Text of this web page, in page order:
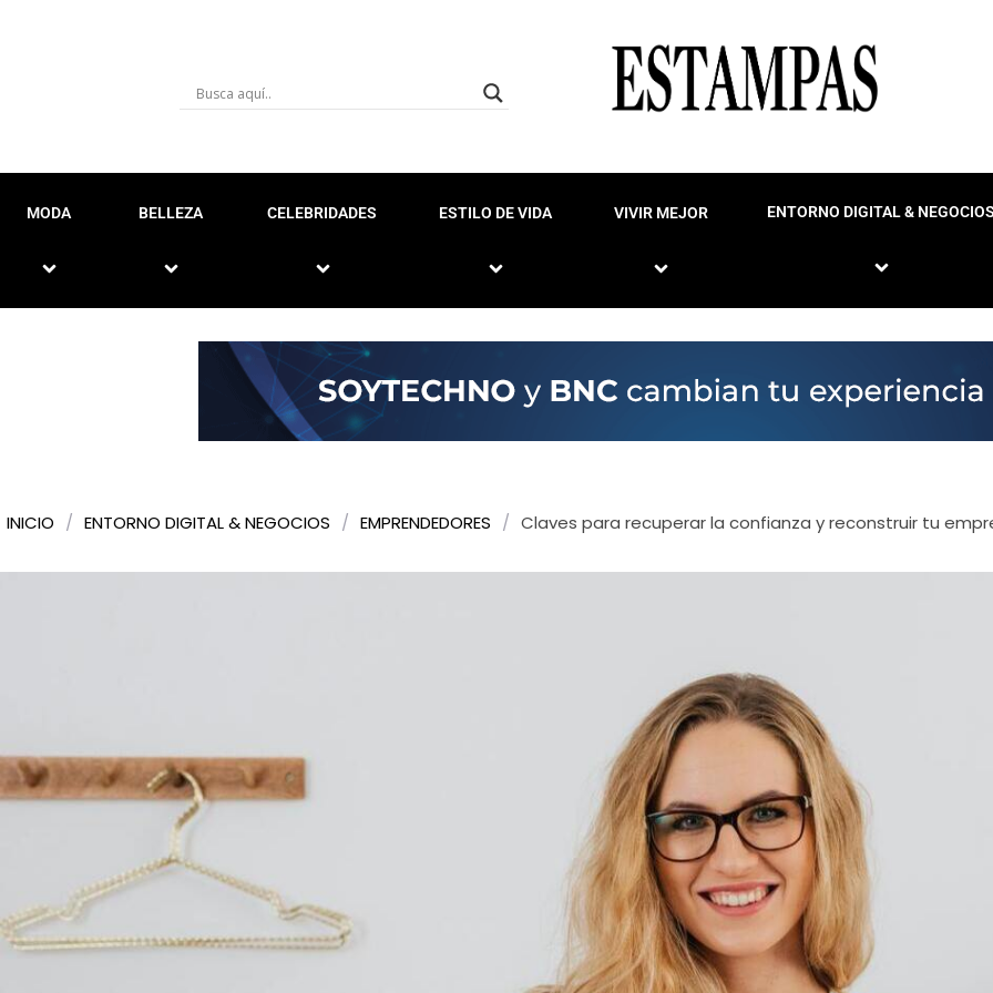
MODA BELLEZA CELEBRIDADES ESTILO DE VIDA VIVIR MEJOR ENTORNO DIGITAL &
INICIO / ENTORNO DIGITAL & NEGOCIOS / EMPRENDEDORES / Claves para recuperar la confianza y reconstruir tu